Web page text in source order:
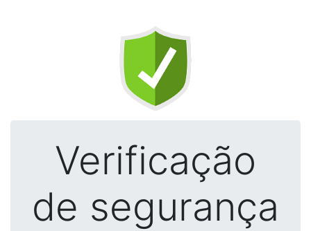
Verificação
de segurança